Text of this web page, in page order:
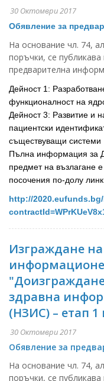
30 Октомври 2017
Обявление за
На основание чл. 74,
поръчки, се
предварителна
Дейност 1:
функционалност на
Дейност 3: Развитие и
пациентски
съществуващи системи
Пълна информация за
предмет на възлагане
посочения по-долу
http://
Изграждане
здравна
(НЗИС) – етап 1
30 Октомври 2017
Обявление за
На основание чл. 74,
поръчки, се